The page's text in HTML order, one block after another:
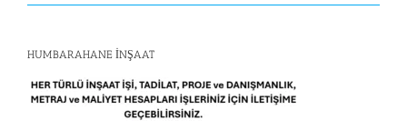
HUMBARAHANE İNŞAAT